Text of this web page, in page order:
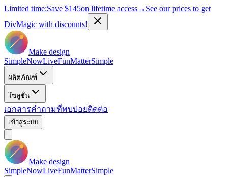
Limited time:Save $145on lifetime access→ See our prices to get
DivMagic with discounts!
Make design
SimpleNowLiveFunMatterSimple
ผลิตภัณฑ์
โซลูชั่น
เอกสารคำถามที่พบบ่อยติดต่อ
เข้าสู่ระบบ
Make design
SimpleNowLiveFunMatterSimple